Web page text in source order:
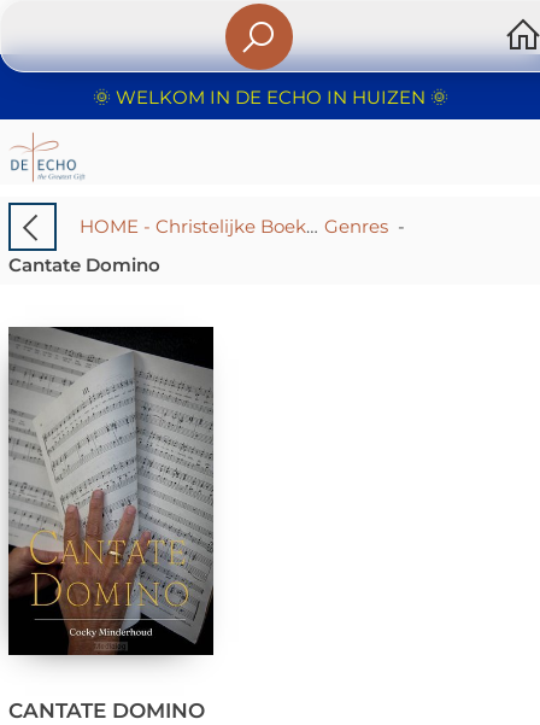
🌞 WELKOM IN DE ECHO IN HUIZEN 🌞
HOME - Christelijke Boekhandel De Echo – Huizen | Boeken & Cadeaus Genres-
Cantate Domino
CANTATE DOMINO